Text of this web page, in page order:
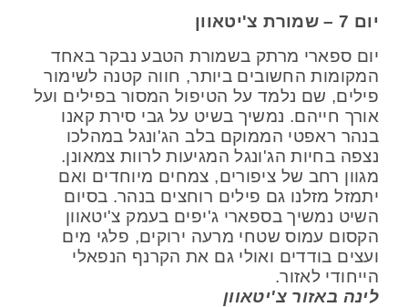
יום 7 – שמורת צ'יטאוון
יום ספארי מרתק בשמורת הטבע נבקר באחד
המקומות החשובים ביותר, חווה קטנה לשימור
פילים, שם נלמד על הטיפול המסור בפילים ועל
אורך חייהם. נמשיך בשיט על גבי סירת קאנו
בנהר ראפטי הממוקם בלב הג'ונגל במהלכו
נצפה בחיות הג'ונגל המגיעות לרוות צמאונן.
מגוון רחב של ציפורים, צמחים מיוחדים ואם
יתמזל מזלנו גם פילים רוחצים בנהר. בסיום
השיט נמשיך בספארי ג'יפים בעמק צ'יטאוון
הקסום עמוס שטחי מרעה ירוקים, פלגי מים
ועצים בודדים ואולי גם את הקרנף הנפאלי
הייחודי לאזור.
לינה באזור צ'יטאוון